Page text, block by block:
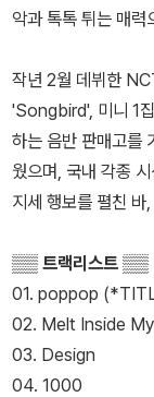
악과 톡톡 튀는 매
작년 2월 데뷔한
'Songbird', 미니 1
하는 음반 판매고를
웠으며, 국내 각종
지세 행보를 펼친 바
▒▒ 트랙리스트 ▒▒
01. poppop
02. Melt Inside
03. Design
04. 1000